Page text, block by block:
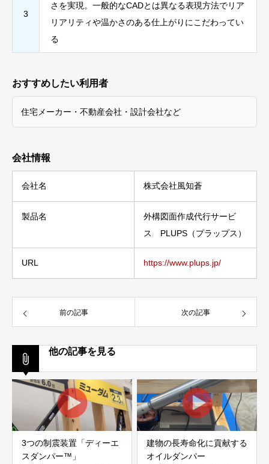
3
さを実現。一般的なCADとは異なる表現方法でリア
リアリティや温かさのある仕上がりにこだわってい
る
おすすめしたい利用者
住宅メーカー・不動産会社・設計会社など
会社情報
会社名 株式会社風知蒼
製品名
外構図面作成代行サービ
ス PLUPS（プラップス）
URL https://www.plups.jp/
前の記事 次の記事
他の記事を見る
3つの制震装置「ディーエ
スダンパー™」
建物の長寿命化に貢献する
オイルダンパー